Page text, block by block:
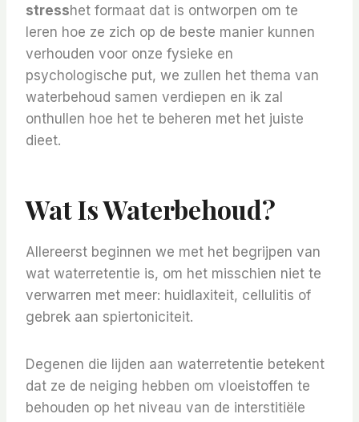
stresshet formaat dat is ontworpen om te
leren hoe ze zich op de beste manier kunnen
verhouden voor onze fysieke en
psychologische put, we zullen het thema van
waterbehoud samen verdiepen en ik zal
onthullen hoe het te beheren met het juiste
dieet.
Wat Is Waterbehoud?
Allereerst beginnen we met het begrijpen van
wat waterretentie is, om het misschien niet te
verwarren met meer: ​​huidlaxiteit, cellulitis of
gebrek aan spiertoniciteit.
Degenen die lijden aan waterretentie betekent
dat ze de neiging hebben om vloeistoffen te
behouden op het niveau van de interstitiële